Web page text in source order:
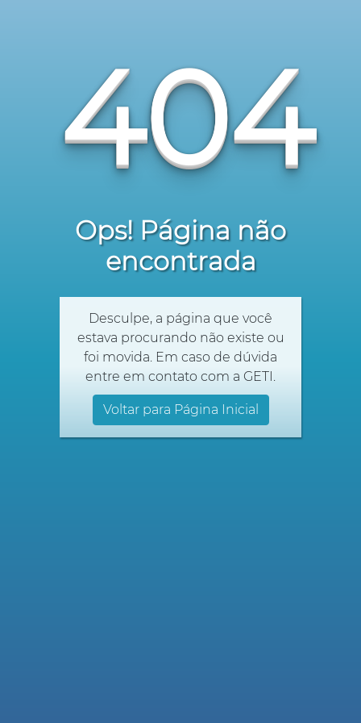
404
Ops! Página não
encontrada
Desculpe, a página que você
estava procurando não existe ou
foi movida. Em caso de dúvida
entre em contato com a GETI.
Voltar para Página Inicial